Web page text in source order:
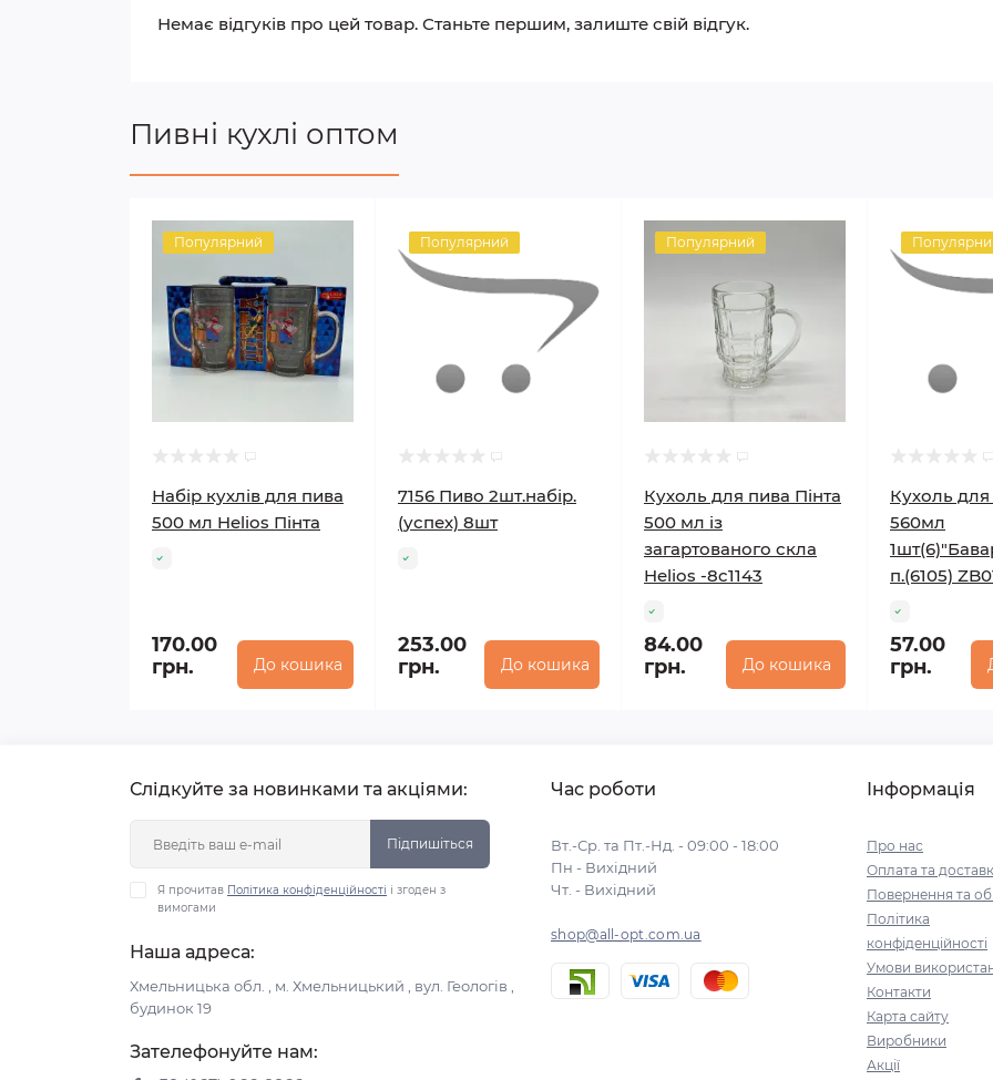
Немає відгуків про цей товар. Станьте першим, залиште свій відгук.
Пивні кухлі оптом
Популярний
Набір кухлів для пива
500 мл Helios Пінта
170.00
грн.
До кошика
Популярний
7156 Пиво 2шт.набір.
(успех) 8шт
253.00
грн.
До кошика
Популярний
Кухоль для пива Пінта
500 мл із
загартованого скла
Helios -8c1143
84.00
грн.
До кошика
Кухоль
560мл
п.(6105)
57.00
грн.
Слідкуйте за новинками та акціями:
Підпишіться
Я прочитав Політика конфіденційності і згоден з
вимогами
Наша адреса:
Хмельницька обл. , м. Хмельницький , вул. Геологів ,
будинок 19
Зателефонуйте нам:
Час роботи
Вт.-Ср. та Пт.-Нд. - 09:00 - 18:00
Пн - Вихідний
Чт. - Вихідний
shop@all-opt.com.ua
Інформація
Про нас
Оплата та
Повернення та
Політика
конфіденційності
Умови
Контакти
Карта сайту
Виробники
Акції